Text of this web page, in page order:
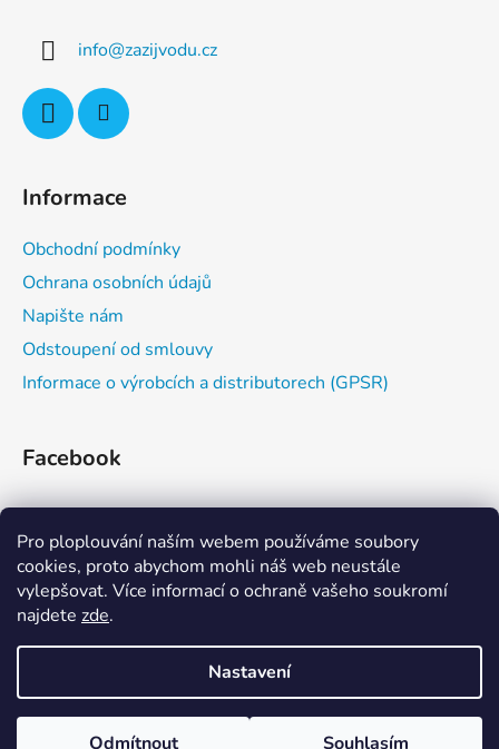
Pro ploplouvání naším webem používáme soubory
cookies, proto abychom mohli náš web neustále
vylepšovat. Více informací o ochraně vašeho soukromí
najdete zde.
Nastavení
Odmítnout Souhlasím
Zboží, které nemáme aktuálně skladem nebo zboží výrobců, které
není vystaveno v našem e-shopu můžete poptat dotazem.
info@zazijvodu.cz
Informace
Obchodní podmínky
Ochrana osobních údajů
Napište nám
Odstoupení od smlouvy
Informace o výrobcích a distributorech (GPSR)
Facebook
Zažijvodu Kajaková škola Eskymování
Vytvořil Shoptet